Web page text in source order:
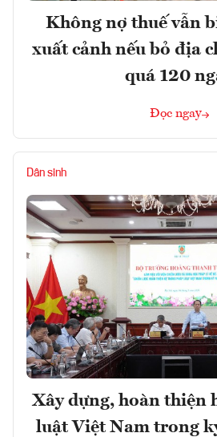
Không nợ thuế vẫn
xuất cảnh nếu bỏ địa
quá 120
Đọc ngay
Dân sinh
Xây dựng, hoàn thiện
luật Việt Nam trong